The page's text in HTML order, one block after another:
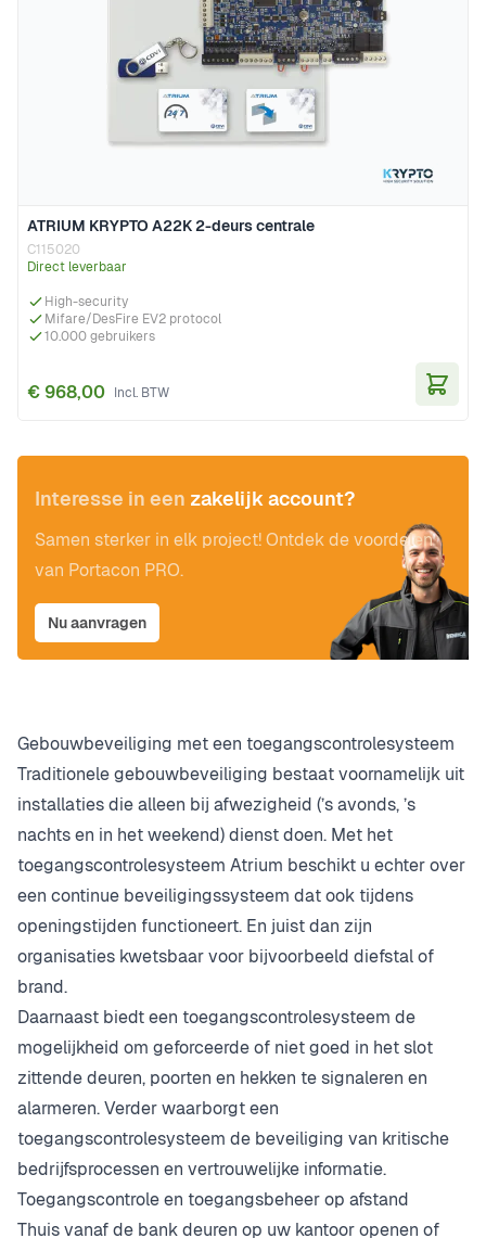
ATRIUM KRYPTO A22K 2-deurs centrale
C115020
Direct leverbaar
High-security
Mifare/DesFire EV2 protocol
10.000 gebruikers
€ 968,00
Interesse in een zakelijk account?
Samen sterker in elk project! Ontdek de voordelen
van Portacon PRO.
Nu aanvragen
Gebouwbeveiliging met een toegangscontrolesysteem
Traditionele gebouwbeveiliging bestaat voornamelijk uit
installaties die alleen bij afwezigheid (’s avonds, ’s
nachts en in het weekend) dienst doen. Met het
toegangscontrolesysteem Atrium beschikt u echter over
een continue beveiligingssysteem dat ook tijdens
openingstijden functioneert. En juist dan zijn
organisaties kwetsbaar voor bijvoorbeeld diefstal of
brand.
Daarnaast biedt een toegangscontrolesysteem de
mogelijkheid om geforceerde of niet goed in het slot
zittende deuren, poorten en hekken te signaleren en
alarmeren. Verder waarborgt een
toegangscontrolesysteem de beveiliging van kritische
bedrijfsprocessen en vertrouwelijke informatie.
Toegangscontrole en toegangsbeheer op afstand
Thuis vanaf de bank deuren op uw kantoor openen of